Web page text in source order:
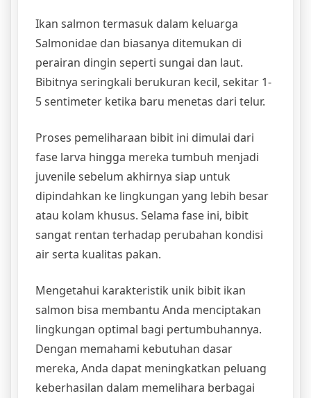
Ikan salmon termasuk dalam keluarga
Salmonidae dan biasanya ditemukan di
perairan dingin seperti sungai dan laut.
Bibitnya seringkali berukuran kecil, sekitar 1-
5 sentimeter ketika baru menetas dari telur.
Proses pemeliharaan bibit ini dimulai dari
fase larva hingga mereka tumbuh menjadi
juvenile sebelum akhirnya siap untuk
dipindahkan ke lingkungan yang lebih besar
atau kolam khusus. Selama fase ini, bibit
sangat rentan terhadap perubahan kondisi
air serta kualitas pakan.
Mengetahui karakteristik unik bibit ikan
salmon bisa membantu Anda menciptakan
lingkungan optimal bagi pertumbuhannya.
Dengan memahami kebutuhan dasar
mereka, Anda dapat meningkatkan peluang
keberhasilan dalam memelihara berbagai